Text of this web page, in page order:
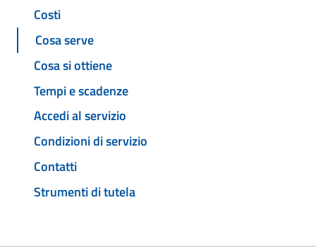
Costi
Cosa serve
Cosa si ottiene
Tempi e scadenze
Accedi al servizio
Condizioni di servizio
Contatti
Strumenti di tutela